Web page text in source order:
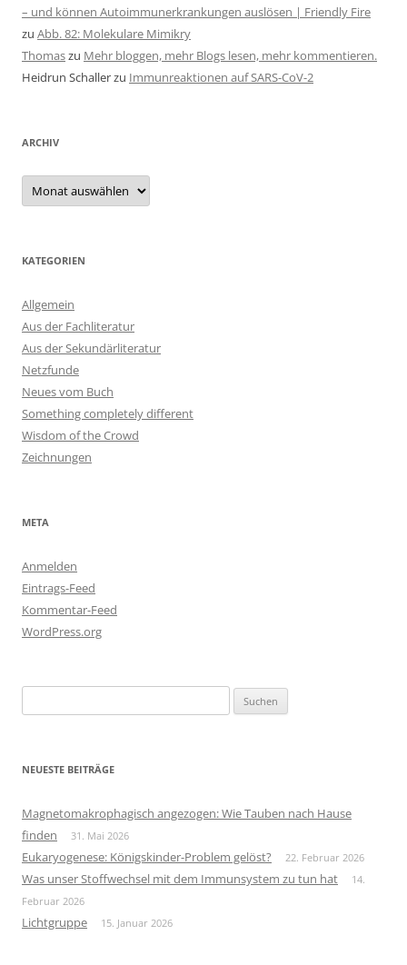
– und können Autoimmunerkrankungen auslösen | Friendly Fire
zu Abb. 82: Molekulare Mimikry
Thomaszu Mehr bloggen, mehr Blogs lesen, mehr kommentieren.
Heidrun Schallerzu Immunreaktionen auf SARS-CoV-2
ARCHIV
Archiv
KATEGORIEN
Allgemein
Aus der Fachliteratur
Aus der Sekundärliteratur
Netzfunde
Neues vom Buch
Something completely different
Wisdom of the Crowd
Zeichnungen
META
Anmelden
Eintrags-Feed
Kommentar-Feed
WordPress.org
nach:
NEUESTE BEITRÄGE
Magnetomakrophagisch angezogen: Wie Tauben nach Hause
finden
31. Mai 2026
Eukaryogenese: Königskinder-Problem gelöst? 22. Februar 2026
Was unser Stoffwechsel mit dem Immunsystem zu tun hat
14.
Februar 2026
Lichtgruppe 15. Januar 2026